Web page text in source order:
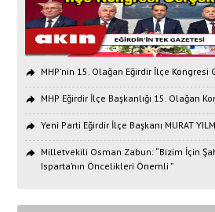
MHP'nin 15. Olağan Eğirdir İlçe Kongresi
MHP Eğirdir İlçe Başkanlığı 15. Olağan
Yeni Parti Eğirdir İlçe Başkanı MURAT
Milletvekili Osman Zabun: “Bizim İçin
Isparta’nın Öncelikleri Önemli ”